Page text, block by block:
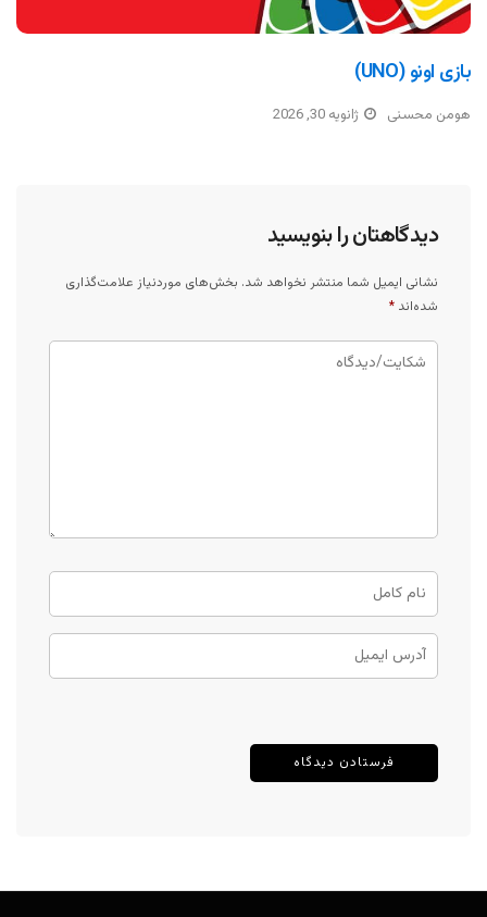
بازی اونو (UNO)
هومن محسنی ژانویه 30, 2026
دیدگاهتان را بنویسید
نشانی ایمیل شما منتشر نخواهد شد. بخش‌های موردنیاز علامت‌گذاری
شده‌اند *